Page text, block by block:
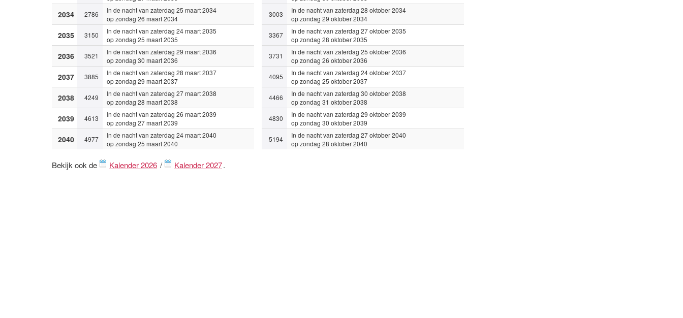
2034 2786
In de nacht van zaterdag 25 maart 2034
op zondag 26 maart 2034
2035 3150
In de nacht van zaterdag 24 maart 2035
op zondag 25 maart 2035
2036 3521
In de nacht van zaterdag 29 maart 2036
op zondag 30 maart 2036
2037 3885
In de nacht van zaterdag 28 maart 2037
op zondag 29 maart 2037
2038 4249
In de nacht van zaterdag 27 maart 2038
op zondag 28 maart 2038
2039 4613
In de nacht van zaterdag 26 maart 2039
op zondag 27 maart 2039
2040 4977
In de nacht van zaterdag 24 maart 2040
op zondag 25 maart 2040
3003
In de nacht van zaterdag 28 oktober 2034
op zondag 29 oktober 2034
3367
In de nacht van zaterdag 27 oktober 2035
op zondag 28 oktober 2035
3731
In de nacht van zaterdag 25 oktober 2036
op zondag 26 oktober 2036
4095
In de nacht van zaterdag 24 oktober 2037
op zondag 25 oktober 2037
4466
In de nacht van zaterdag 30 oktober 2038
op zondag 31 oktober 2038
4830
In de nacht van zaterdag 29 oktober 2039
op zondag 30 oktober 2039
5194
In de nacht van zaterdag 27 oktober 2040
op zondag 28 oktober 2040
Bekijk ook de Kalender 2026 / Kalender 2027.